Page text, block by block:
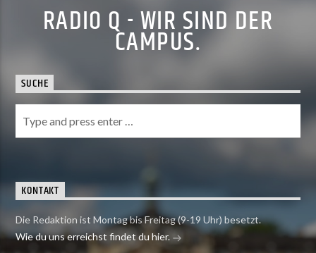
RADIO Q - WIR SIND DER
CAMPUS.
SUCHE
KONTAKT
Die Redaktion ist Montag bis Freitag (9-19 Uhr) besetzt.
Wie du uns erreichst findet du hier.